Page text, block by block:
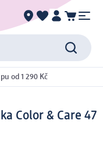
od 1 290 Kč
Color & Care 47